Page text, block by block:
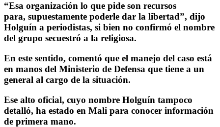
“Esa organización lo que pide son recursos
para, supuestamente poderle dar la libertad”, dijo
Holguín a periodistas, si bien no confirmó el nombre
del grupo secuestró a la religiosa.
En este sentido, comentó que el manejo del caso está
en manos del Ministerio de Defensa que tiene a un
general al cargo de la situación.
Ese alto oficial, cuyo nombre Holguín tampoco
detalló, ha estado en Mali para conocer información
de primera mano.